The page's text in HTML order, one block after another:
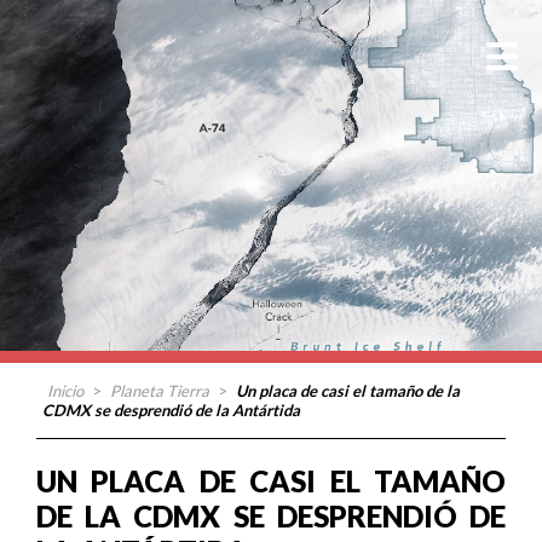
Inicio > Planeta Tierra > Un placa de casi el tamaño de la
CDMX se desprendió de la Antártida
UN PLACA DE CASI EL TAMAÑO
DE LA CDMX SE DESPRENDIÓ DE